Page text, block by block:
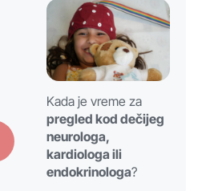
Kada je vreme za
pregled kod dečijeg
neurologa,
kardiologa ili
endokrinologa?